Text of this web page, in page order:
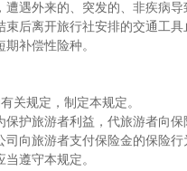
遇外来的、突发的、非疾病导
后离开旅行社安排的交通工具
补偿性险种。
规定，制定本规定。
护旅游者利益，代旅游者向保
向旅游者支付保险金的保险行
遵守本规定。